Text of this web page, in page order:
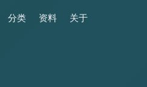
分类 资料 关于